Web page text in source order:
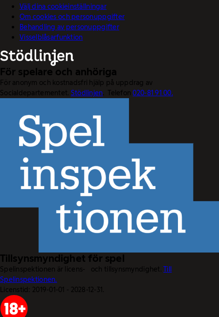
Välj dina cookieinställningar
Om cookies och personuppgifter
Behandling av personuppgifter
Visselblåsarfunktion
För spelare och anhöriga
För anonym och kostnadsfri hjälp på uppdrag av
Socialdepartementet. Stödlinjen . Telefon020-81 91 00.
Tillsynsmyndighet för spel
Spelinspektionen är licens- och tillsynsmyndighet.Till
Spelinspektionen.
Licenstid: 2019-01-01 - 2028-12-31.